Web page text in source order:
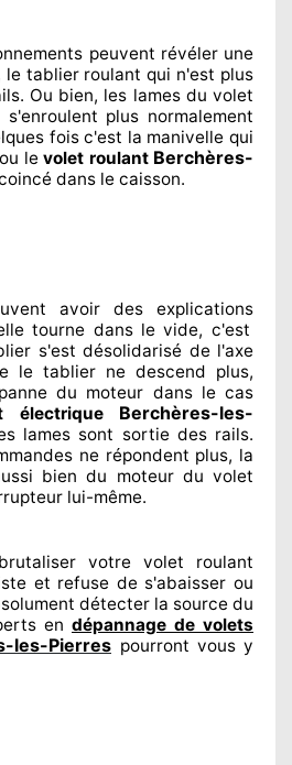
peuvent révélerune
le tablier roulant qui n'est plus
Ou bien, les lames du volet
plus normalement
foisc'est la manivelle qui
le volet roulant Berchères-
dans le caisson.
avoir des explications
tourne dans le vide, c'est
s'est désolidarisé de l'axe
le tablier ne descend plus,
du moteur dans le cas
électrique Berchères-les-
lames sont sortiedes rails.
ne répondent plus, la
bien du moteur du volet
lui-même.
votre volet roulant
et refuse de s'abaisser ou
détecter la source du
en dépannage de volets
les-Pierres pourront vous y